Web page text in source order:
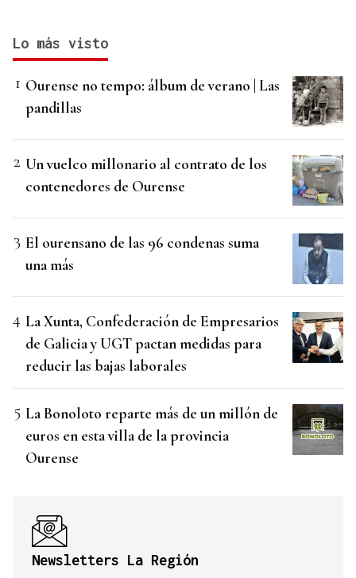
Lo más visto
Ourense no tempo: álbum de verano | Las
pandillas
Un vuelco millonario al contrato de los
contenedores de Ourense
El ourensano de las 96 condenas suma
una más
La Xunta, Confederación de Empresarios
de Galicia y UGT pactan medidas para
reducir las bajas laborales
La Bonoloto reparte más de un millón de
euros en esta villa de la provincia
Ourense
Newsletters La Región